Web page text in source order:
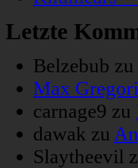
Letzte
Belzebub zu
Max
carnage9 zu
dawak zu
Slaytheevil